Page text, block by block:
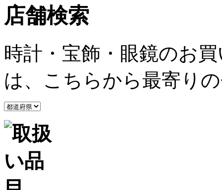
店舗検索
時計・宝飾・眼鏡のお
は、こちらから最寄り